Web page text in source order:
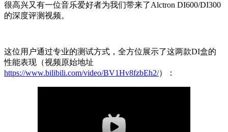
很高兴又有一位音乐爱好者为我们带来了Alctron DI600/DI300
的深度评测视频。
这位用户通过专业的测试方式，全方位展示了这两款DI盒的
性能表现（视频原始地址
https://www.bilibili.com/video/BV1Hv8fzbEh2/）：